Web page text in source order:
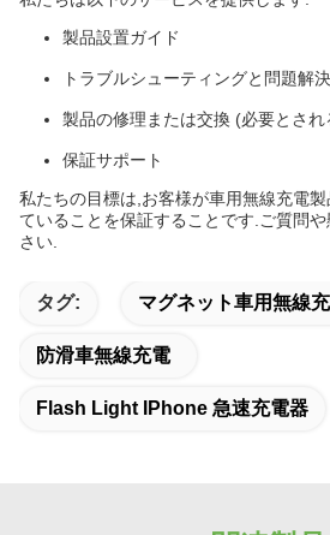
製品設置ガイド
トラブルシューティングと問題解
製品の修理または交換 (必要とされ
保証サポート
私たちの目標は,お客様が車用無線充電
ていることを保証することです.ご質問
さい.
タグ: マグネット車用無線
防滑車無線充電
Flash Light IPhone 急速充電器